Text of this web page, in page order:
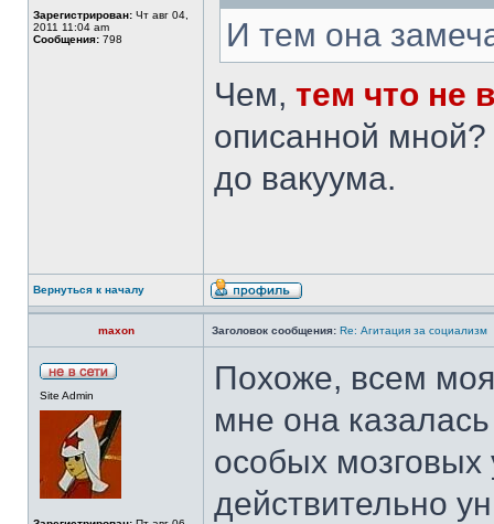
Зарегистрирован: Чт авг 04,
2011 11:04 am
Сообщения: 798
И тем она
Чем, тем что не
описанной
до вакуума.
Вернуться к началу
maxon Заголовок сообщения: Re: Агитация за социализм
Site Admin
Похоже, всем
мне она
особых мозговых
действительно